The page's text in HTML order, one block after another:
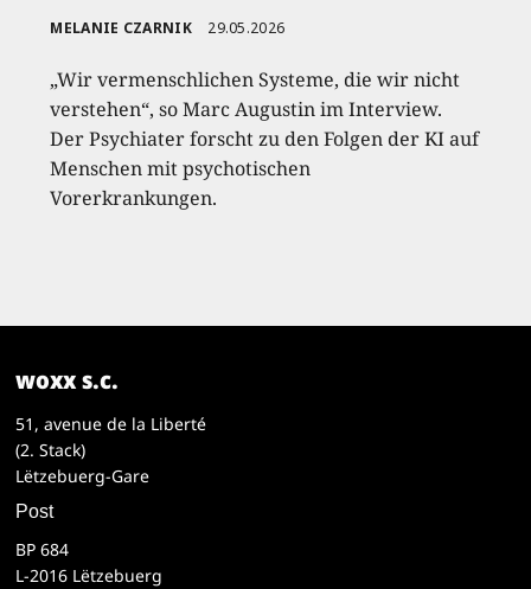
MELANIE CZARNIK 29.05.2026
„Wir vermenschlichen Systeme, die wir nicht
verstehen“, so Marc Augustin im Interview.
Der Psychiater forscht zu den Folgen der KI auf
Menschen mit psychotischen
Vorerkrankungen.
woxx s.c.
51, avenue de la Liberté
(2. Stack)
Lëtzebuerg-Gare
Post
BP 684
L-2016 Lëtzebuerg